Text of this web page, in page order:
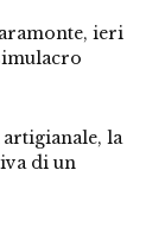
ieri
la
di un